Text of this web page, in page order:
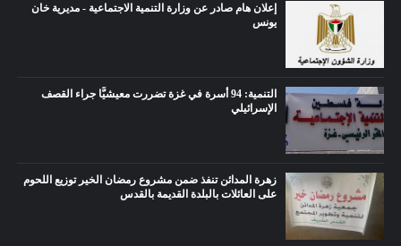
إعلان هام صادر عن وزارة التنمية الاجتماعية - مديرية خان
يونس
التنمية: 94 أسرة في غزة تضررت معيشيًّا جراء القصف
الإسرائيلي
زهرة المدائن تنفذ ضمن مشروع رمضان الخير توزيع اللحوم
على العائلات بالبلدة القديمة بالقدس